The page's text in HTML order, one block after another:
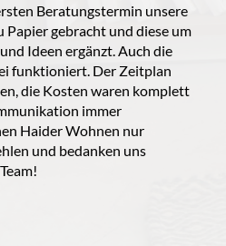
Beratungstermin unsere
gebracht und diese um
Ideen ergänzt. Auch die
funktioniert. Der Zeitplan
die Kosten waren komplett
immer
Haider Wohnen nur
und bedanken uns